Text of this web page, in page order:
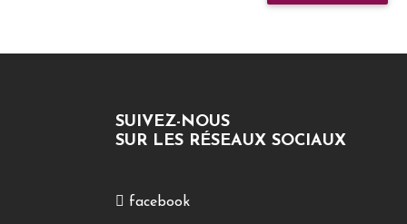
SUIVEZ-NOUS
SUR LES RÉSEAUX SOCIAUX
facebook